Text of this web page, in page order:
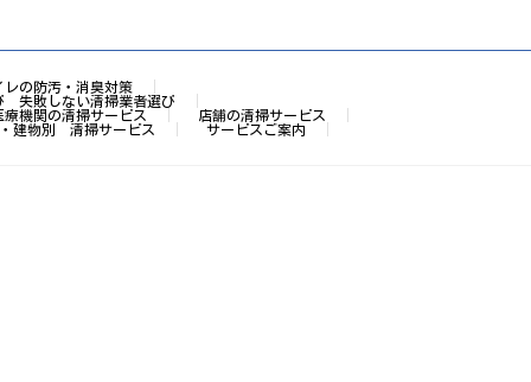
レの防汚・消臭対策
失敗しない清掃業者選び
機関の清掃サービス
店舗の清掃サービス
建物別 清掃サービス
サービスご案内